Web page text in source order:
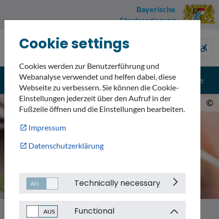
Bayerische
Staatsregierung
Umweltnavigator
accessible_forward
Menü search Suche
©
Cookie settings
Cookies werden zur Benutzerführung und
Webanalyse verwendet und helfen dabei, diese
Webseite zu verbessern. Sie können die Cookie-
Einstellungen jederzeit über den Aufruf in der
Fußzeile öffnen und die Einstellungen bearbeiten.
Impressum
Datenschutzerklärung
Technically necessary
Functional